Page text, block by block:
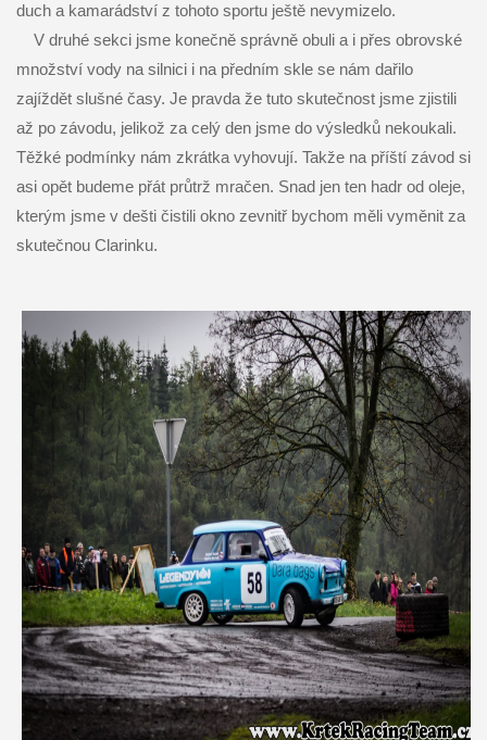
duch a kamarádství z tohoto sportu ještě nevymizelo.
V druhé sekci jsme konečně správně obuli a i přes obrovské
množství vody na silnici i na předním skle se nám dařilo
zajíždět slušné časy. Je pravda že tuto skutečnost jsme zjistili
až po závodu, jelikož za celý den jsme do výsledků nekoukali.
Těžké podmínky nám zkrátka vyhovují. Takže na příští závod si
asi opět budeme přát průtrž mračen. Snad jen ten hadr od oleje,
kterým jsme v dešti čistili okno zevnitř bychom měli vyměnit za
skutečnou Clarinku.